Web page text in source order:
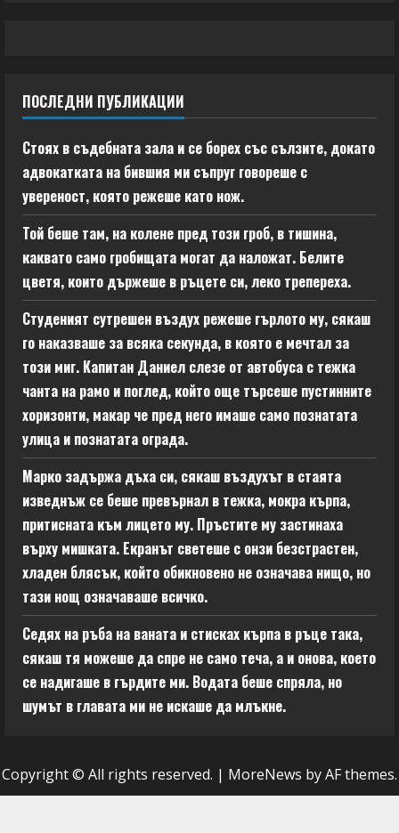
ПОСЛЕДНИ ПУБЛИКАЦИИ
Стоях в съдебната зала и се борех със сълзите, докато
адвокатката на бившия ми съпруг говореше с
увереност, която режеше като нож.
Той беше там, на колене пред този гроб, в тишина,
каквато само гробищата могат да наложат. Белите
цветя, които държеше в ръцете си, леко трепереха.
Студеният сутрешен въздух режеше гърлото му, сякаш
го наказваше за всяка секунда, в която е мечтал за
този миг. Капитан Даниел слезе от автобуса с тежка
чанта на рамо и поглед, който още търсеше пустинните
хоризонти, макар че пред него имаше само познатата
улица и познатата ограда.
Марко задържа дъха си, сякаш въздухът в стаята
изведнъж се беше превърнал в тежка, мокра кърпа,
притисната към лицето му. Пръстите му застинаха
върху мишката. Екранът светеше с онзи безстрастен,
хладен блясък, който обикновено не означава нищо, но
тази нощ означаваше всичко.
Седях на ръба на ваната и стисках кърпа в ръце така,
сякаш тя можеше да спре не само теча, а и онова, което
се надигаше в гърдите ми. Водата беше спряла, но
шумът в главата ми не искаше да млъкне.
Copyright © All rights reserved. | MoreNews by AF themes.